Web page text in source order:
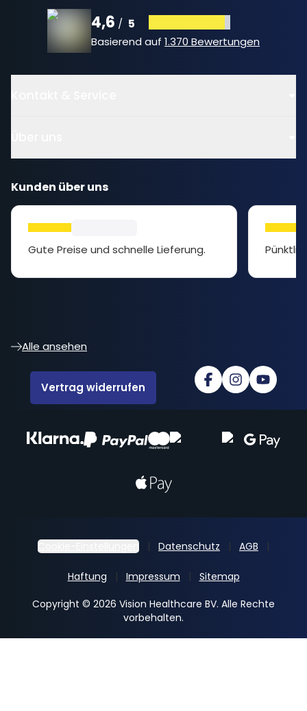
4,6 / 5
Basierend auf 1.370 Bewertungen
Kunden über uns
Gute Preise und schnelle Lieferung.
Alle ansehen
Vertrag widerrufen
Cookie-Einstellungen Datenschutz AGB
Haftung Impressum
Sitemap
Copyright © 2026 Vision Healthcare BV. Alle Rechte
vorbehalten.